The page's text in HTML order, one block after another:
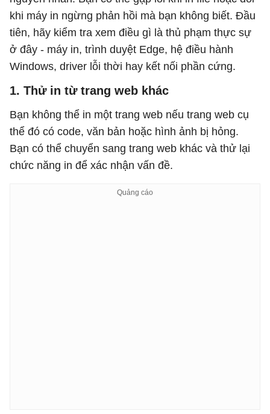
khi máy in ngừng phản hồi mà bạn không biết. Đầu
tiên, hãy kiểm tra xem điều gì là thủ phạm thực sự
ở đây - máy in, trình duyệt Edge, hệ điều hành
Windows, driver lỗi thời hay kết nối phần cứng.
1. Thử in từ trang web khác
Bạn không thể in một trang web nếu trang web cụ
thể đó có code, văn bản hoặc hình ảnh bị hỏng.
Bạn có thể chuyển sang trang web khác và thử lại
chức năng in để xác nhận vấn đề.